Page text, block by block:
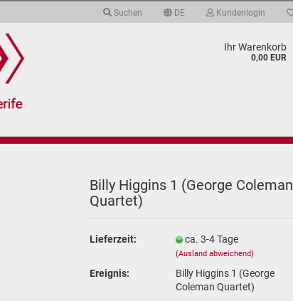
Suchen DE
Sprache auswählen
Währung auswählen
Kundenlogin
Konto erstellen
Ihr Warenkorb
0,00 EUR
Billy Hig­gins 1 (Ge­or­ge Co­le­man
Quar­tet)
Lieferzeit: ca. 3-4 Tage
(Ausland abweichend)
Ereignis:
Billy Higgins 1 (George
Coleman Quartet)